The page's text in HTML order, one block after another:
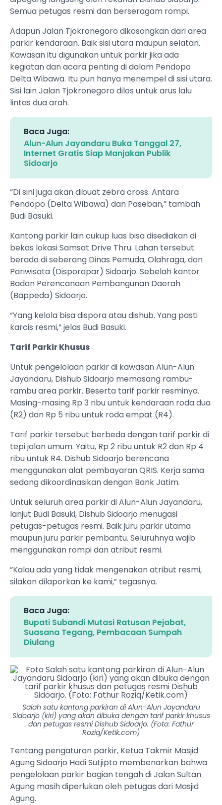
Semua petugas resmi dan berseragam rompi.
Adapun Jalan Tjokronegoro dikosongkan dari area
parkir kendaraan. Baik sisi utara maupun selatan.
Kawasan itu digunakan untuk parkir jika ada
kegiatan dan acara penting di dalam Pendopo
Delta Wibawa. Itu pun hanya menempel di sisi utara.
Sisi lain Jalan Tjokronegoro dilos untuk arus lalu
lintas dua arah.
Baca Juga:
Alun-Alun Jayandaru Buka Tanggal 27,
Internet Gratis Siap Manjakan Publik
Sidoarjo
”Di sini juga akan dibuat zebra cross. Antara
Pendopo (Delta Wibawa) dan Paseban,” tambah
Budi Basuki.
Kantong parkir lain cukup luas bisa disediakan di
bekas lokasi Samsat Drive Thru. Lahan tersebut
berada di seberang Dinas Pemuda, Olahraga, dan
Pariwisata (Disporapar) Sidoarjo. Sebelah kantor
Badan Perencanaan Pembangunan Daerah
(Bappeda) Sidoarjo.
”Yang kelola bisa dispora atau dishub. Yang pasti
karcis resmi,” jelas Budi Basuki.
Tarif Parkir Khusus
Untuk pengelolaan parkir di kawasan Alun-Alun
Jayandaru, Dishub Sidoarjo memasang rambu-
rambu area parkir. Beserta tarif parkir resminya.
Masing-masing Rp 3 ribu untuk kendaraan roda dua
(R2) dan Rp 5 ribu untuk roda empat (R4).
Tarif parkir tersebut berbeda dengan tarif parkir di
tepi jalan umum. Yaitu, Rp 2 ribu untuk R2 dan Rp 4
ribu untuk R4. Dishub Sidoarjo berencana
menggunakan alat pembayaran QRIS. Kerja sama
sedang dikoordinasikan dengan Bank Jatim.
Untuk seluruh area parkir di Alun-Alun Jayandaru,
lanjut Budi Basuki, Dishub Sidoarjo menugasi
petugas-petugas resmi. Baik juru parkir utama
maupun juru parkir pembantu. Seluruhnya wajib
menggunakan rompi dan atribut resmi.
”Kalau ada yang tidak mengenakan atribut resmi,
silakan dilaporkan ke kami,” tegasnya.
Baca Juga:
Bupati Subandi Mutasi Ratusan Pejabat,
Suasana Tegang, Pembacaan Sumpah
Diulang
Salah satu kantong parkiran di Alun-Alun Jayandaru
Sidoarjo (kiri) yang akan dibuka dengan tarif parkir khusus
dan petugas resmi Dishub Sidoarjo. (Foto: Fathur
Roziq/Ketik.com)
Tentang pengaturan parkir, Ketua Takmir Masjid
Agung Sidoarjo Hadi Sutjipto membenarkan bahwa
pengelolaan parkir bagian tengah di Jalan Sultan
Agung masih diperlukan oleh petugas dari Masjid
Agung.